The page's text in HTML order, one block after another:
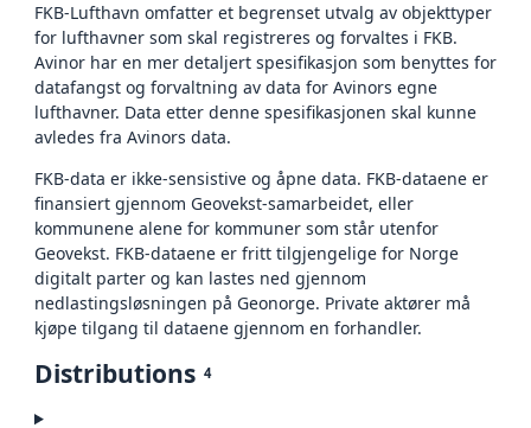
FKB-Lufthavn omfatter et begrenset utvalg av objekttyper
for lufthavner som skal registreres og forvaltes i FKB.
Avinor har en mer detaljert spesifikasjon som benyttes for
datafangst og forvaltning av data for Avinors egne
lufthavner. Data etter denne spesifikasjonen skal kunne
avledes fra Avinors data.
FKB-data er ikke-sensistive og åpne data. FKB-dataene er
finansiert gjennom Geovekst-samarbeidet, eller
kommunene alene for kommuner som står utenfor
Geovekst. FKB-dataene er fritt tilgjengelige for Norge
digitalt parter og kan lastes ned gjennom
nedlastingsløsningen på Geonorge. Private aktører må
kjøpe tilgang til dataene gjennom en forhandler.
Distributions 4